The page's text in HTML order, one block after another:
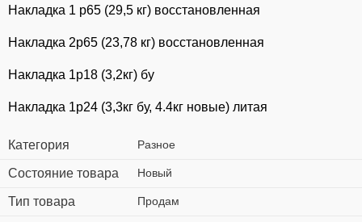
Накладка 1 р65 (29,5 кг) восстановленная
Накладка 2р65 (23,78 кг) восстановленная
Накладка 1р18 (3,2кг) бу
Накладка 1р24 (3,3кг бу, 4.4кг новые) литая
Категория Разное
Состояние товара Новый
Тип товара Продам